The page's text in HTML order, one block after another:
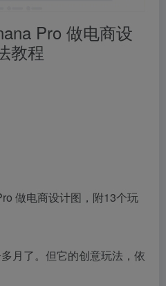
Pro 做电商设
教程
月了。但它的创意玩法，依